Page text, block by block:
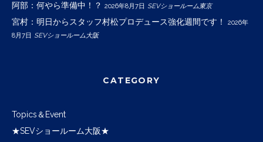
阿部：何やら準備中！？ 2026年8月7日 SEVショールーム東京
宮村：明日からスタッフ村松プロデュース強化週間です！
2026年
8月7日 SEVショールーム大阪
CATEGORY
Topics＆Event
★SEVショールーム大阪★